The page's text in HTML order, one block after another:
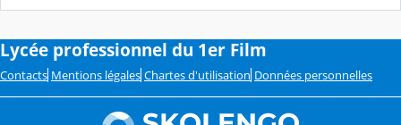
Lycée professionnel du 1er Film
Contacts Mentions légales Chartes d'utilisation Données personnelles